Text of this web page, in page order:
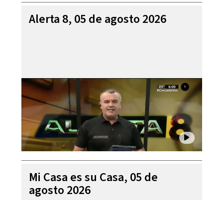
Alerta 8, 05 de agosto 2026
Mi Casa es su Casa, 05 de
agosto 2026